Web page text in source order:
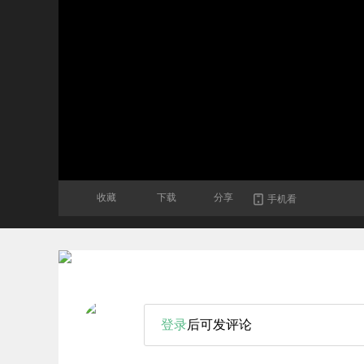
收藏 下载 分享 手机看
登录后可发评论